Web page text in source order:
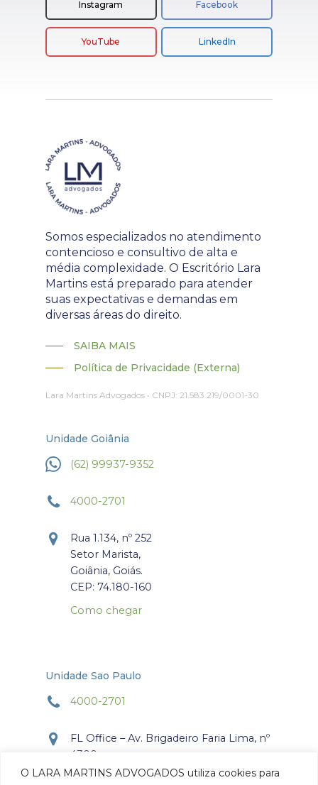
O LARA MARTINS ADVOGADOS utiliza cookies para
Instagram Facebook
YouTube LinkedIn
Somos especializados no atendimento
contencioso e consultivo de alta e
média complexidade. O Escritório Lara
Martins está preparado para atender
suas expectativas e demandas em
diversas áreas do direito.
SAIBA MAIS
Política de Privacidade (Externa)
Lara Martins Advogados • CNPJ: 21.583.219/0001-30
Unidade Goiânia
(62) 99937-9352
4000-2701
Rua 1.134, nº 252
Setor Marista,
Goiânia, Goiás.
CEP: 74.180-160
Como chegar
Unidade Sao Paulo
4000-2701
FL Office – Av. Brigadeiro Faria Lima, nº
4300
Torre Office – Sala 804